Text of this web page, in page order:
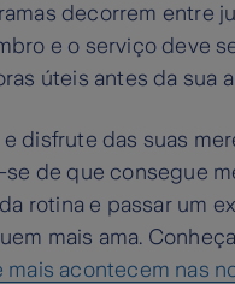
decorrem entre
e o serviço deve
úteis antes da sua
disfrute das suas
de que consegue
da rotina e passar um
mais ama.
mais acontecem nas